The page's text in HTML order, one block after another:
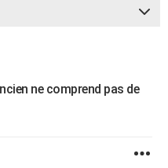
ne comprend pas de